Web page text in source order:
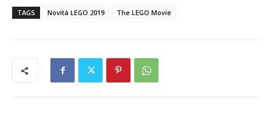
TAGS Novità LEGO 2019 The LEGO Movie